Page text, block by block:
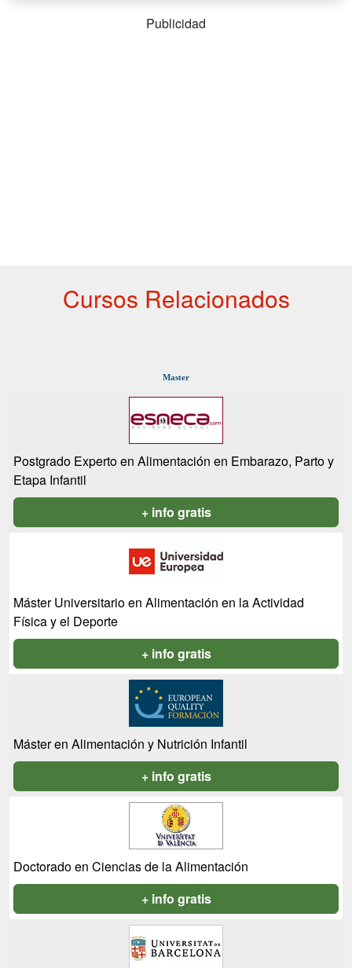
Publicidad
Cursos Relacionados
Master
Postgrado Experto en Alimentación en Embarazo, Parto y
Etapa Infantil
+ info gratis
Máster Universitario en Alimentación en la Actividad
Física y el Deporte
+ info gratis
Máster en Alimentación y Nutrición Infantil
+ info gratis
Doctorado en Ciencias de la Alimentación
+ info gratis